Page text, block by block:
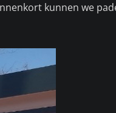
kunnen we